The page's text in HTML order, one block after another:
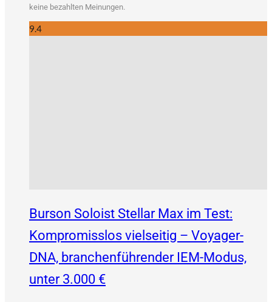
kei­ne bezahl­ten Meinungen.
9.4
Burson Soloist Stellar Max im Test:
Kompromisslos vielseitig – Voyager-
DNA, branchenführender IEM-Modus,
unter 3.000 €